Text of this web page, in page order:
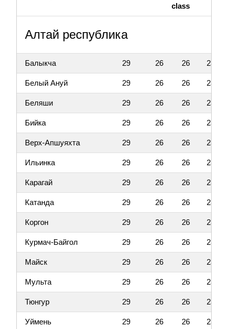
class
Алтай республика
Балыкча 29 26 26 23
Белый Ануй 29 26 26 23
Беляши 29 26 26 23
Бийка 29 26 26 23
Верх-Апшуяхта 29 26 26 23
Ильинка 29 26 26 23
Карагай 29 26 26 23
Катанда 29 26 26 23
Коргон 29 26 26 23
Курмач-Байгол 29 26 26 23
Майск 29 26 26 23
Мульта 29 26 26 23
Тюнгур 29 26 26 23
Уймень 29 26 26 23